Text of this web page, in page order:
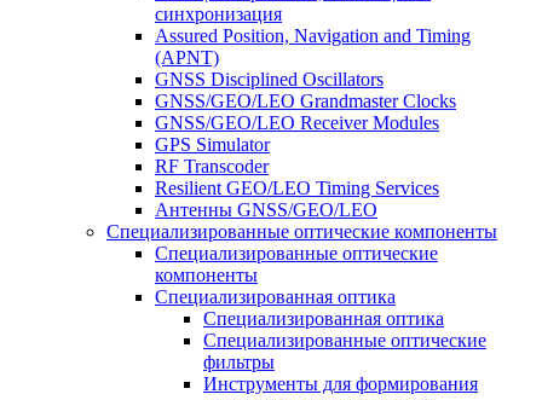
синхронизация
Assured Position, Navigation and Timing
(APNT)
GNSS Disciplined Oscillators
GNSS/GEO/LEO Grandmaster Clocks
GNSS/GEO/LEO Receiver Modules
GPS Simulator
RF Transcoder
Resilient GEO/LEO Timing Services
Антенны GNSS/GEO/LEO
Специализированные оптические компоненты
Специализированные оптические
компоненты
Специализированная оптика
Специализированная оптика
Специализированные оптические
фильтры
Инструменты для формирования